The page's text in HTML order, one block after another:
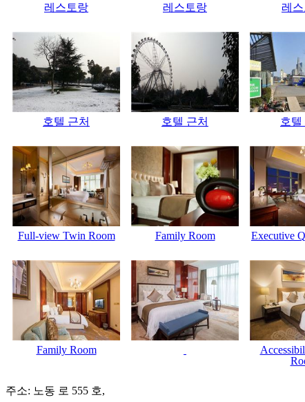
레스토랑 레스토랑 레
호텔 근처 호텔 근처 호텔
Full-view Twin Room Family Room Executive
Family Room
주소: 노동 로 555 호,